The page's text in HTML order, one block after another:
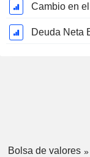
Cambio en
Deuda Neta
Bolsa de valores